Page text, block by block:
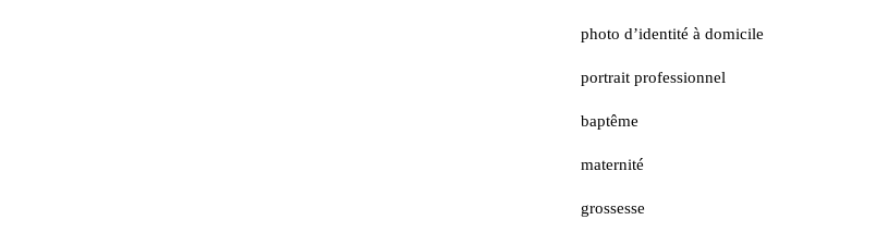
photo d’identité à domicile
portrait professionnel
baptême
maternité
grossesse